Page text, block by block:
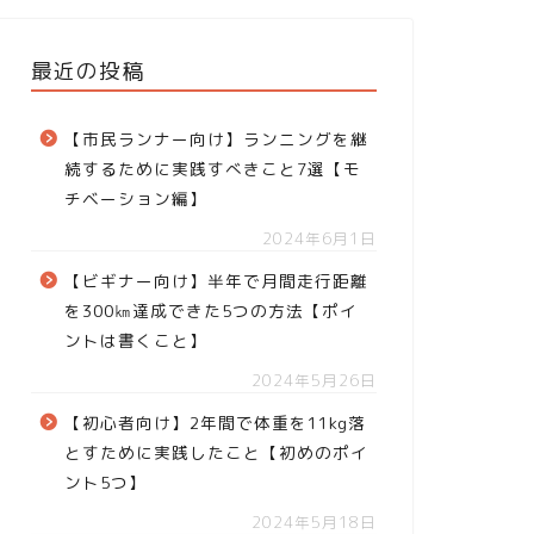
最近の投稿
【市民ランナー向け】ランニングを継
続するために実践すべきこと7選【モ
チベーション編】
2024年6月1日
【ビギナー向け】半年で月間走行距離
を300㎞達成できた5つの方法【ポイ
ントは書くこと】
2024年5月26日
【初心者向け】2年間で体重を11kg落
とすために実践したこと【初めのポイ
ント5つ】
2024年5月18日